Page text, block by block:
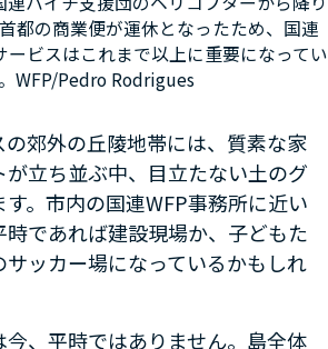
都の商業便が運休となったため、国連
ービスはこれまで以上に重要になってい
WFP/Pedro Rodrigues
郊外の丘陵地帯には、質素な家
立ち並ぶ中、目立たない土のグ
。市内の国連WFP事務所に近い
時であれば建設現場か、子どもた
サッカー場になっているかもしれ
今、平時ではありません。島全体